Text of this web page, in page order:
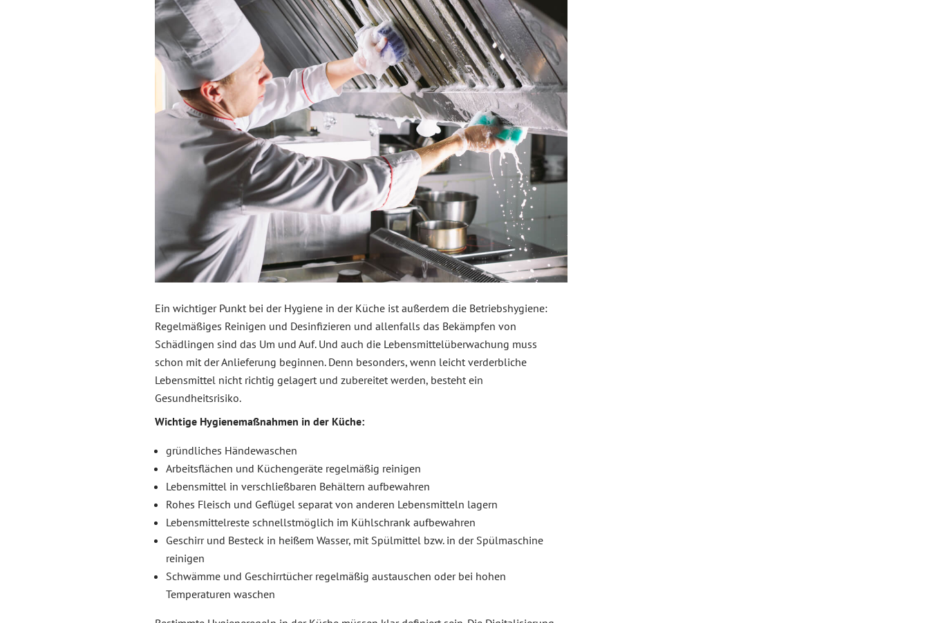
Ein wichtiger Punkt bei der Hygiene in der Küche ist außerdem die Betriebshygiene:
Regelmäßiges Reinigen und Desinfizieren und allenfalls das Bekämpfen von
Schädlingen sind das Um und Auf. Und auch die Lebensmittelüberwachung muss
schon mit der Anlieferung beginnen. Denn besonders, wenn leicht verderbliche
Lebensmittel nicht richtig gelagert und zubereitet werden, besteht ein
Gesundheitsrisiko.
Wichtige Hygienemaßnahmen in der Küche:
gründliches Händewaschen
Arbeitsflächen und Küchengeräte regelmäßig reinigen
Lebensmittel in verschließbaren Behältern aufbewahren
Rohes Fleisch und Geflügel separat von anderen Lebensmitteln lagern
Lebensmittelreste schnellstmöglich im Kühlschrank aufbewahren
Geschirr und Besteck in heißem Wasser, mit Spülmittel bzw. in der Spülmaschine
reinigen
Schwämme und Geschirrtücher regelmäßig austauschen oder bei hohen
Temperaturen waschen